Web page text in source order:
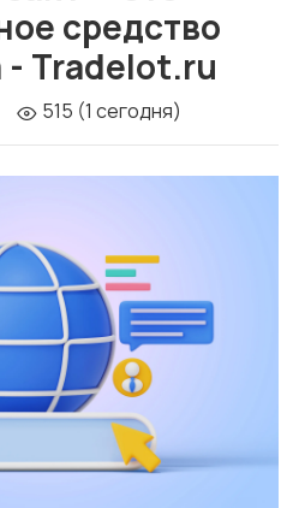
средство
- Tradelot.ru
515 (1 сегодня)